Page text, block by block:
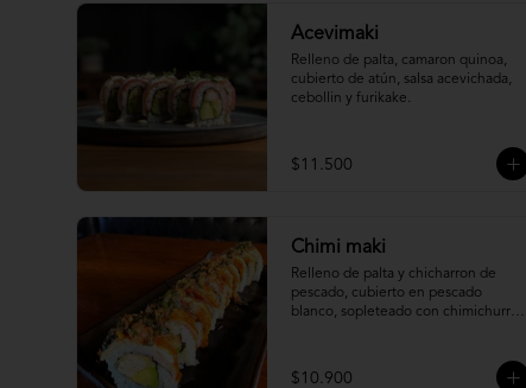
Acevimaki
Relleno de palta, camaron quinoa,
cubierto de atún, salsa acevichada,
cebollin y furikake.
$11.500
Chimi maki
Relleno de palta y chicharron de
pescado, cubierto en pescado
blanco, sopleteado con chimichurri
$10.900